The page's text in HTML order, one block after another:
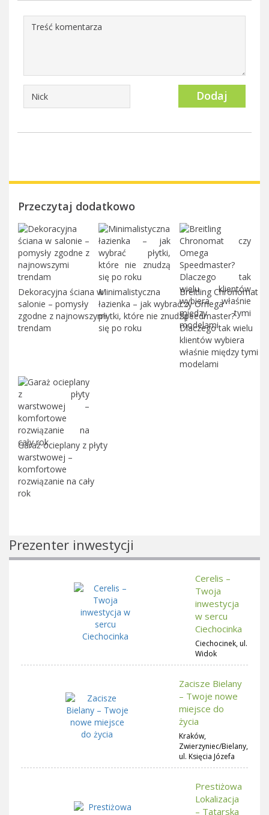
Dodaj
Przeczytaj dodatkowo
Dekoracyjna ściana w
salonie – pomysły
zgodne z najnowszymi
trendam
Minimalistyczna
łazienka – jak wybrać
płytki, które nie znudzą
się po roku
Breitling Chronomat
czy Omega
Speedmaster?
Dlaczego tak wielu
klientów wybiera
właśnie między tymi
modelami
Garaż ocieplany z płyty
warstwowej –
komfortowe
rozwiązanie na cały
rok
Prezenter inwestycji
Cerelis –
Twoja
inwestycja
w sercu
Ciechocinka
Ciechocinek, ul.
Widok
Zacisze Bielany
– Twoje nowe
miejsce do
życia
Kraków,
Zwierzyniec/Bielany,
ul. Księcia Józefa
Prestiżowa
Lokalizacja
– Tatarska